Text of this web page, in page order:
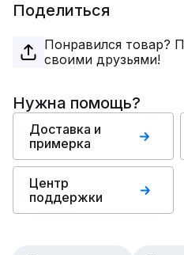
Поделиться
Понравился товар?
своими друзьями!
Нужна помощь?
Доставка и
примерка
Центр
поддержки